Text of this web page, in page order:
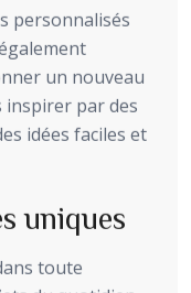
personnalisés
un nouveau
inspirer par des
idées faciles et
uniques
toute